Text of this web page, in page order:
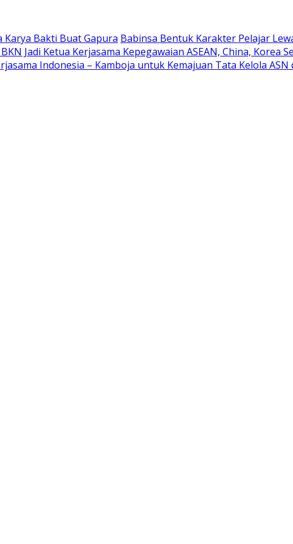
Karya Bakti Buat Gapura Babinsa Bentuk Karakter Pelajar
Jadi Ketua Kerjasama Kepegawaian ASEAN, China, Korea
Indonesia – Kamboja untuk Kemajuan Tata Kelola ASN